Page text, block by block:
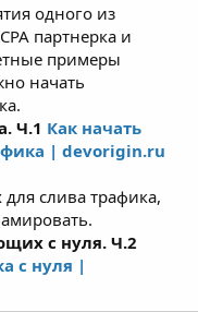
одного из
партнерка и
примеры
начать
Ч.1 Как начать
| devorigin.ru
слива трафика,
с нуля. Ч.2
с нуля |